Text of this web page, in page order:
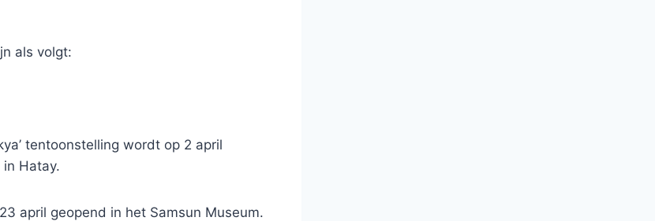
als volgt:
tentoonstelling wordt op 2 april
Hatay.
april geopend in het Samsun Museum.